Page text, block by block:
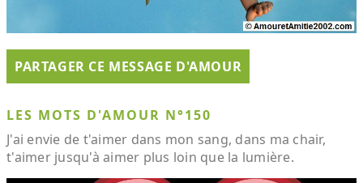
PARTAGER CE MESSAGE D'AMOUR
LES MOTS D'AMOUR N°150
J'ai envie de t'aimer dans mon sang, dans ma chair,
t'aimer jusqu'à aimer plus loin que la lumière.